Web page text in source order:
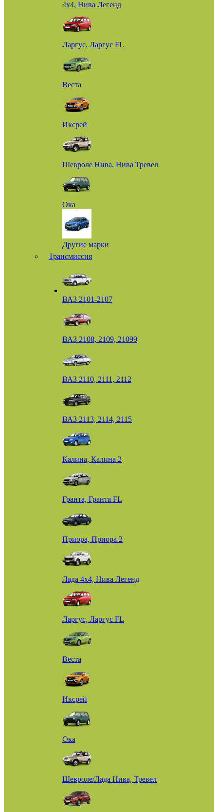
4х4, Нива Легенд
Ларгус, Ларгус FL
Веста
Иксрей
Шевроле Нива, Нива Тревел
Ока
Другие марки
Трансмиссия
ВАЗ 2101-2107
ВАЗ 2108, 2109, 21099
ВАЗ 2110, 2111, 2112
ВАЗ 2113, 2114, 2115
Калина, Калина 2
Гранта, Гранта FL
Приора, Приора 2
Лада 4х4, Нива Легенд
Ларгус, Ларгус FL
Веста
Иксрей
Ока
Шевроле/Лада Нива, Тревел